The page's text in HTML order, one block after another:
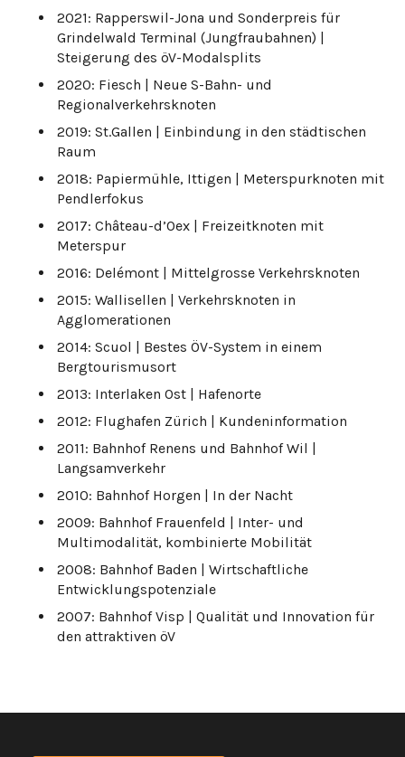
2021: Rapperswil-Jona und Sonderpreis für
Grindelwald Terminal (Jungfraubahnen) |
Steigerung des öV-Modalsplits
2020: Fiesch | Neue S-Bahn- und
Regionalverkehrsknoten
2019: St.Gallen | Einbindung in den städtischen
Raum
2018: Papiermühle, Ittigen | Meterspurknoten mit
Pendlerfokus
2017: Château-d’Oex | Freizeitknoten mit
Meterspur
2016: Delémont | Mittelgrosse Verkehrsknoten
2015: Wallisellen | Verkehrsknoten in
Agglomerationen
2014: Scuol | Bestes ÖV-System in einem
Bergtourismusort
2013: Interlaken Ost | Hafenorte
2012: Flughafen Zürich | Kundeninformation
2011: Bahnhof Renens und Bahnhof Wil |
Langsamverkehr
2010: Bahnhof Horgen | In der Nacht
2009: Bahnhof Frauenfeld | Inter- und
Multimodalität, kombinierte Mobilität
2008: Bahnhof Baden | Wirtschaftliche
Entwicklungspotenziale
2007: Bahnhof Visp | Qualität und Innovation für
den attraktiven öV